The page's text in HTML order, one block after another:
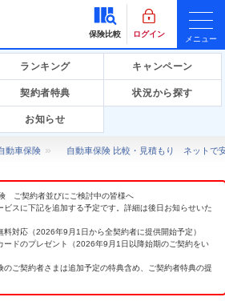
保険比較 ログイン
メニュー
ランキング キャンペーン
契約者特典 状況から探す
お知らせ
動車保険 自動車保険 比較・見積もり ネットで
ご契約者並びにご検討中の皆様へ
ビスに下記を追加する予定です。詳細は後日お知らせいた
料対応（2026年9月1日から全契約者に提供開始予定）
ードのプレゼント（2026年9月1日以降始期のご契約をい
ご契約者さまは追加予定の特典含め、ご契約者特典の提